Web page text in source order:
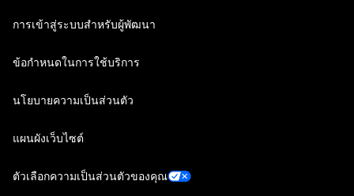
การเข้าสู่ระบบสำหรับผู้พัฒนา
ข้อกำหนดในการใช้บริการ
นโยบายความเป็นส่วนตัว
แผนผังเว็บไซต์
ตัวเลือกความเป็นส่วนตัวของคุณ